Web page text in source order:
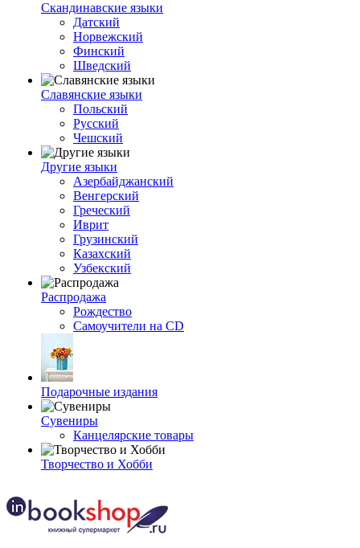
Скандинавские языки
Датский
Норвежский
Финский
Шведский
Славянские языки
Польский
Русский
Чешский
Другие языки
Азербайджанский
Венгерский
Греческий
Иврит
Грузинский
Казахский
Узбекский
Распродажа
Рождество
Самоучители на CD
Подарочные издания
Сувениры
Канцелярские товары
Творчество и Хобби